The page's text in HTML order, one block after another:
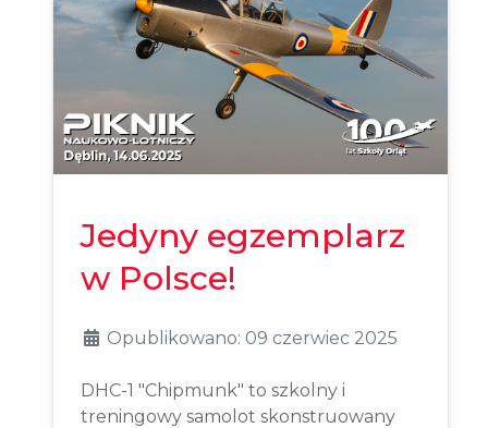
Jedyny egzemplarz
w Polsce!
Opublikowano: 09 czerwiec 2025
DHC-1 "Chipmunk" to szkolny i
treningowy samolot skonstruowany